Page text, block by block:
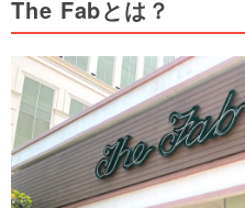
The Fabとは？